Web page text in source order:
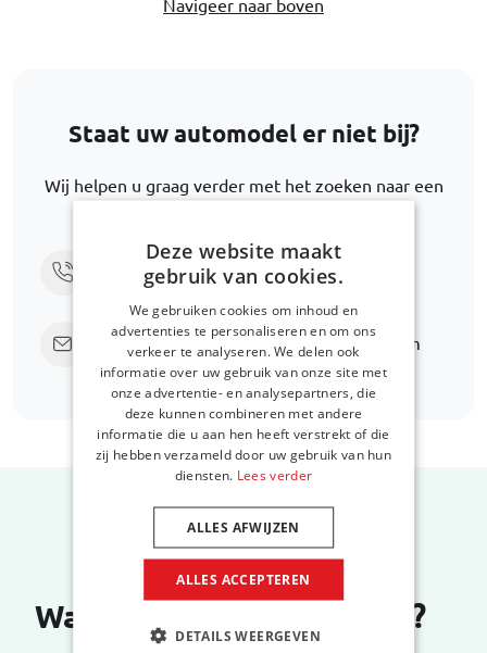
Staat uw automodel er niet bij?
Wij helpen u graag verder met het zoeken naar een
Bel ons via+31 416 660 715
Stuur een e-mailsupport@car-bags.com
Wat zeggen onze klanten?
Deze website maakt
gebruik van cookies.
We gebruiken cookies om inhoud en
advertenties te personaliseren en om ons
verkeer te analyseren. We delen ook
informatie over uw gebruik van onze site met
onze advertentie- en analysepartners, die
deze kunnen combineren met andere
informatie die u aan hen heeft verstrekt of die
zij hebben verzameld door uw gebruik van hun
diensten. Lees verder
ALLES ACCEPTEREN
ALLES AFWIJZEN
DETAILS WEERGEVEN